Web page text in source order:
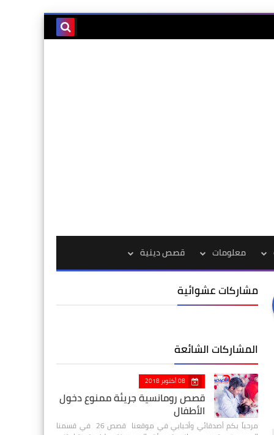
معلومات قصص دينية
مشاركات عشوائية
المشاركات الشائعة
08 أكتوبر 2018
قصص رومانسية جريئة ممنوع دخول
الأطفال
مرحباً بكم أصدقائي وأحبابي في موقعنا قصص 26 في قسمنا